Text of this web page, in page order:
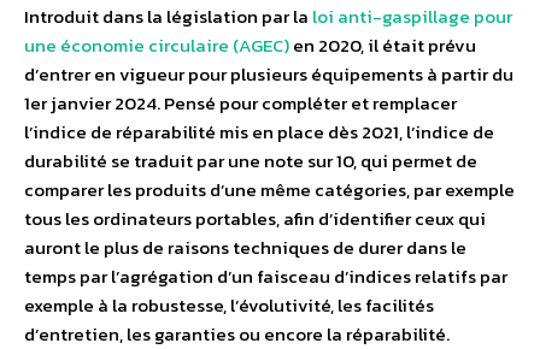
Introduit dans la législation par la loi anti-gaspillage pour
une économie circulaire (AGEC)en 2020, il était prévu
d’entrer en vigueur pour plusieurs équipements à partir du
1er janvier 2024. Pensé pour compléter et remplacer
l’indice de réparabilité mis en place dès 2021, l’indice de
durabilité se traduit par une note sur 10, qui permet de
comparer les produits d’une même catégories, par exemple
tous les ordinateurs portables, afin d’identifier ceux qui
auront le plus de raisons techniques de durer dans le
temps par l’agrégation d’un faisceau d’indices relatifs par
exemple à la robustesse, l’évolutivité, les facilités
d’entretien, les garanties ou encore la réparabilité.